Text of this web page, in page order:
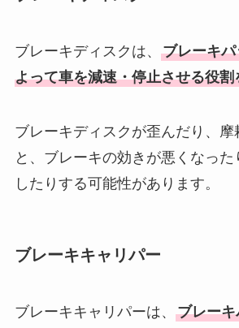
ブレーキディスクは、 ブレーキ
よって車を減速・停止させる役
ブレーキディスクが歪んだり、摩
と、ブレーキの効きが悪くなった
したりする可能性があります。
ブレーキキャリパー
ブレーキキャリパーは、 ブレー